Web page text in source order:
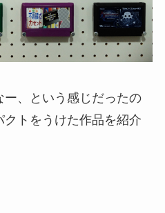
ー、という感じだったの
トをうけた作品を紹介